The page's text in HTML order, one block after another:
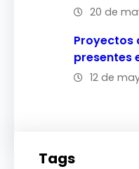
20 de
Proyectos
presentes
12 de
Tags